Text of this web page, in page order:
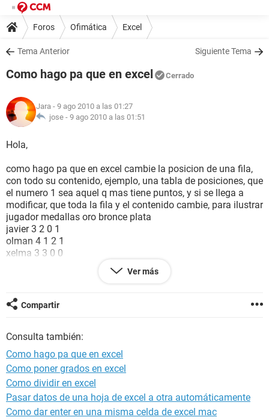
Foros Ofimática Excel
Tema Anterior Siguiente Tema
Como hago pa que en excel Cerrado
Jara - 9 ago 2010 a las 01:27
jose - 9 ago 2010 a las 01:51
Hola,
como hago pa que en excel cambie la posicion de una fila,
con todo su contenido, ejemplo, una tabla de posiciones, que
el numero 1 sea aquel q mas tiene puntos, y si se llega a
modificar, que toda la fila y el contenido cambie, para ilustrar
jugador medallas oro bronce plata
javier 3 2 0 1
olman 4 1 2 1
xelma 3 3 0 0
entonces que el excel cambie a xelma al primer lugar, no se
si captan la idea, agradeceria mucho sus respuestas, es
Ver más
Compartir
Consulta también:
Como hago pa que en excel
Como poner grados en excel
Como dividir en excel
Pasar datos de una hoja de excel a otra automáticamente
Como dar enter en una misma celda de excel mac